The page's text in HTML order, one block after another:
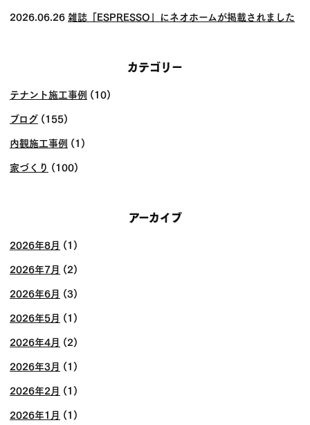
2026.06.26雑誌「ESPRESSO」にネオホームが掲載されました
カテゴリー
テナント施工事例 (10)
ブログ (155)
内観施工事例 (1)
家づくり (100)
アーカイブ
2026年8月 (1)
2026年7月 (2)
2026年6月 (3)
2026年5月 (1)
2026年4月 (2)
2026年3月 (1)
2026年2月 (1)
2026年1月 (1)